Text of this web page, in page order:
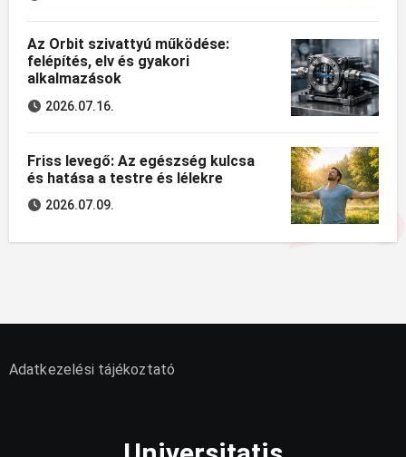
Az Orbit szivattyú működése:
felépítés, elv és gyakori
alkalmazások
2026.07.16.
Friss levegő: Az egészség kulcsa
és hatása a testre és lélekre
2026.07.09.
Adatkezelési tájékoztató